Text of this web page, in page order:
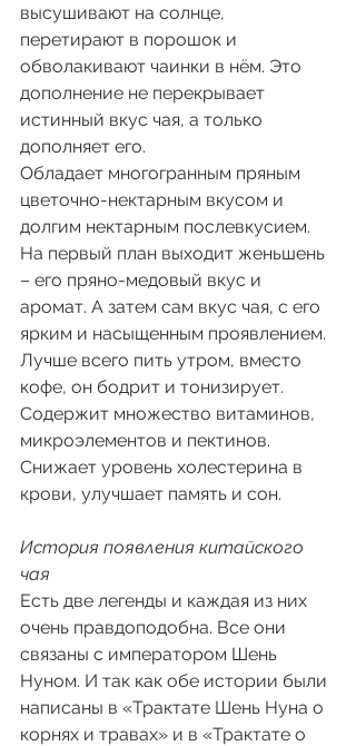
высушивают на солнце,
перетирают в порошок и
обволакивают чаинки в нём. Это
дополнение не перекрывает
истинный вкус чая, а только
дополняет его.
Обладает многогранным пряным
цветочно-нектарным вкусом и
долгим нектарным послевкусием.
На первый план выходит женьшень
– его пряно-медовый вкус и
аромат. А затем сам вкус чая, с его
ярким и насыщенным проявлением.
Лучше всего пить утром, вместо
кофе, он бодрит и тонизирует.
Содержит множество витаминов,
микроэлементов и пектинов.
Снижает уровень холестерина в
крови, улучшает память и сон.
История появления китайского
чая
Есть две легенды и каждая из них
очень правдоподобна. Все они
связаны с императором Шень
Нуном. И так как обе истории были
написаны в «Трактате Шень Нуна о
корнях и травах» и в «Трактате о